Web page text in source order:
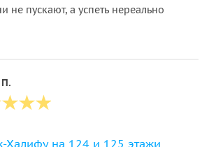
не пускают, а успеть нереально
Халифу на 124 и 125 этажи